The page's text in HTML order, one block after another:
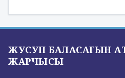
ЖУСУП БАЛАСАГЫН
ЖАРЧЫСЫ